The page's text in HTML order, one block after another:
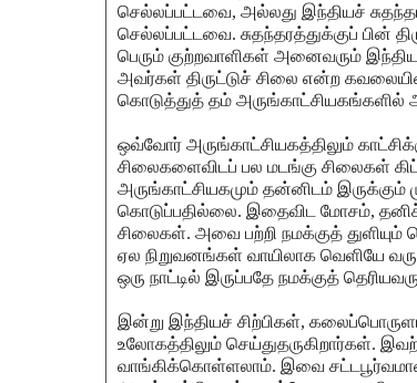
செல்லப்பட்டவை, அல்லது இந்தியச்
செல்லப்பட்டவை. சுதந்தரத்துக்குப் பின்
பெரும் குற்றவாளிகள் அனைவரும்
அவர்கள் திருட்டுச் சிலை என்ற
கொடுத்துத் தம்
ஒவ்வோர் அருங்காட்சியகத்திலும்
சிலைகளைவிடப் பல மடங்கு சிலைகள்
அருங்காட்சியகமும் தன்னிடம் இருக்கும்
கொடுப்பதில்லை. இதைவிட மோசம், தனிச்
சிலைகள். அவை பற்றி நமக்குத் துளியும்
ஏல நிறுவனங்கள் வாயிலாக வெளியே
ஒரு நாட்டில் இருப்பதே நமக்குத்
இன்று இந்தியச் சிற்பிகள்,
உலோகத்திலும் செய்துதருகிறார்கள்.
வாங்கிக்கொள்ளலாம். இவை